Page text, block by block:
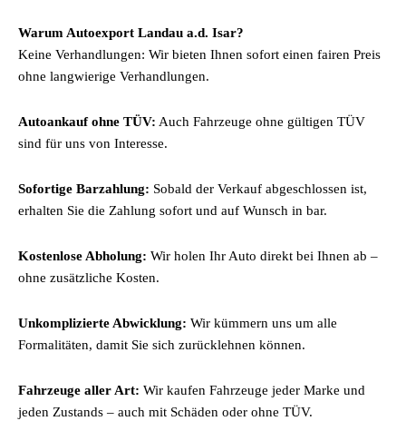
Warum Autoexport Landau a.d. Isar?
Keine Verhandlungen: Wir bieten Ihnen sofort einen fairen Preis
ohne langwierige Verhandlungen.
Autoankauf ohne TÜV: Auch Fahrzeuge ohne gültigen TÜV
sind für uns von Interesse.
Sofortige Barzahlung: Sobald der Verkauf abgeschlossen ist,
erhalten Sie die Zahlung sofort und auf Wunsch in bar.
Kostenlose Abholung: Wir holen Ihr Auto direkt bei Ihnen ab –
ohne zusätzliche Kosten.
Unkomplizierte Abwicklung: Wir kümmern uns um alle
Formalitäten, damit Sie sich zurücklehnen können.
Fahrzeuge aller Art: Wir kaufen Fahrzeuge jeder Marke und
jeden Zustands – auch mit Schäden oder ohne TÜV.